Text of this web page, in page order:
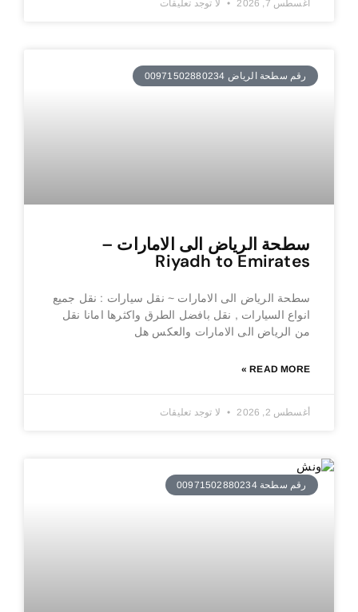
أغسطس 7, 2026 لا توجد تعليقات
رقم سطحة الرياض 00971502880234
سطحة الرياض الى الامارات –
Riyadh to Emirates
سطحة الرياض الى الامارات ~ نقل سيارات : نقل جميع
انواع السيارات , نقل بافضل الطرق واكثرها امانا نقل
من الرياض الى الامارات والعكس هل
READ MORE »
أغسطس 2, 2026 لا توجد تعليقات
رقم سطحة 00971502880234